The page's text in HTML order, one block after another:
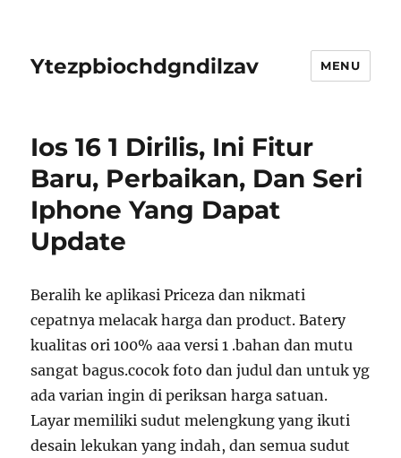
Ytezpbiochdgndilzav MENU
Ios 16 1 Dirilis, Ini Fitur
Baru, Perbaikan, Dan Seri
Iphone Yang Dapat
Update
Beralih ke aplikasi Priceza dan nikmati
cepatnya melacak harga dan product. Batery
kualitas ori 100% aaa versi 1 .bahan dan mutu
sangat bagus.cocok foto dan judul dan untuk yg
ada varian ingin di periksan harga satuan.
Layar memiliki sudut melengkung yang ikuti
desain lekukan yang indah, dan semua sudut